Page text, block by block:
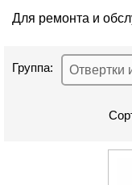
Для ремонта и
Группа: